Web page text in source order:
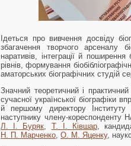
Ідеться про вивчення досвіду
збагачення творчого арсеналу
наративів, інтеграції й поширення
рівнів, формування
аматорських біографічних студій
Значний теоретичний і
сучасної української біографіки
й першому директору
наступнику члену-кореспонденту
Л. І. Буряк
Т. І. Ківшар,
Н. П. Марченко О. М. Яценку,